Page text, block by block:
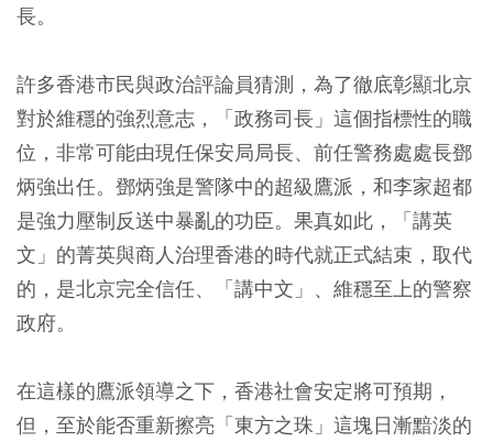
長。
許多香港市民與政治評論員猜測，為了徹底彰顯北京
對於維穩的強烈意志，「政務司長」這個指標性的職
位，非常可能由現任保安局局長、前任警務處處長鄧
炳強出任。鄧炳強是警隊中的超級鷹派，和李家超都
是強力壓制反送中暴亂的功臣。果真如此，「講英
文」的菁英與商人治理香港的時代就正式結束，取代
的，是北京完全信任、「講中文」、維穩至上的警察
政府。
在這樣的鷹派領導之下，香港社會安定將可預期，
但，至於能否重新擦亮「東方之珠」這塊日漸黯淡的